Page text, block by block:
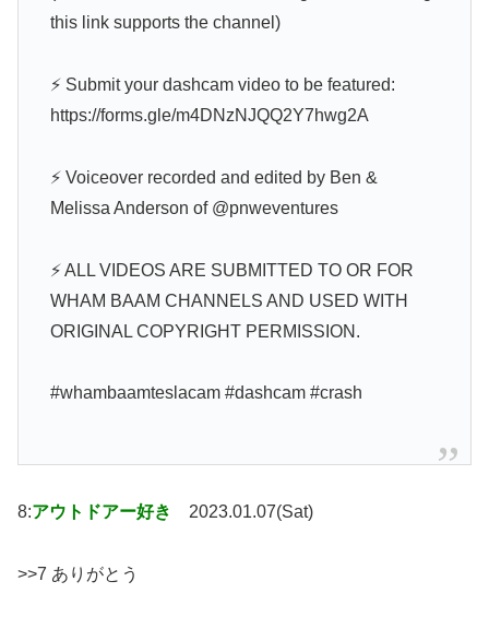
this link supports the channel)
⚡ Submit your dashcam video to be featured:
https://forms.gle/m4DNzNJQQ2Y7hwg2A
⚡ Voiceover recorded and edited by Ben &
Melissa Anderson of @pnweventures
⚡ ALL VIDEOS ARE SUBMITTED TO OR FOR
WHAM BAAM CHANNELS AND USED WITH
ORIGINAL COPYRIGHT PERMISSION.
#whambaamteslacam #dashcam #crash
8:アウトドアー好き 2023.01.07(Sat)
>>7 ありがとう